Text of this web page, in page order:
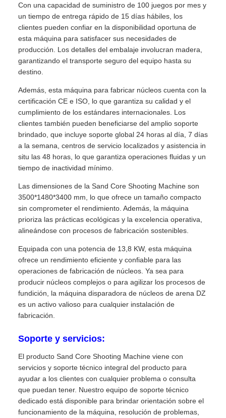
Con una capacidad de suministro de 100 juegos por mes y
un tiempo de entrega rápido de 15 días hábiles, los
clientes pueden confiar en la disponibilidad oportuna de
esta máquina para satisfacer sus necesidades de
producción. Los detalles del embalaje involucran madera,
garantizando el transporte seguro del equipo hasta su
destino.
Además, esta máquina para fabricar núcleos cuenta con la
certificación CE e ISO, lo que garantiza su calidad y el
cumplimiento de los estándares internacionales. Los
clientes también pueden beneficiarse del amplio soporte
brindado, que incluye soporte global 24 horas al día, 7 días
a la semana, centros de servicio localizados y asistencia in
situ las 48 horas, lo que garantiza operaciones fluidas y un
tiempo de inactividad mínimo.
Las dimensiones de la Sand Core Shooting Machine son
3500*1480*3400 mm, lo que ofrece un tamaño compacto
sin comprometer el rendimiento. Además, la máquina
prioriza las prácticas ecológicas y la excelencia operativa,
alineándose con procesos de fabricación sostenibles.
Equipada con una potencia de 13,8 KW, esta máquina
ofrece un rendimiento eficiente y confiable para las
operaciones de fabricación de núcleos. Ya sea para
producir núcleos complejos o para agilizar los procesos de
fundición, la máquina disparadora de núcleos de arena DZ
es un activo valioso para cualquier instalación de
fabricación.
Soporte y servicios:
El producto Sand Core Shooting Machine viene con
servicios y soporte técnico integral del producto para
ayudar a los clientes con cualquier problema o consulta
que puedan tener. Nuestro equipo de soporte técnico
dedicado está disponible para brindar orientación sobre el
funcionamiento de la máquina, resolución de problemas,